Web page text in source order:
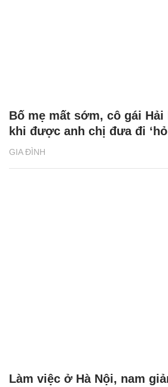
GIA ĐÌNH
Bố mẹ mất sớm, cô gái
khi được anh chị đưa đi
Làm việc ở Hà Nội, nam